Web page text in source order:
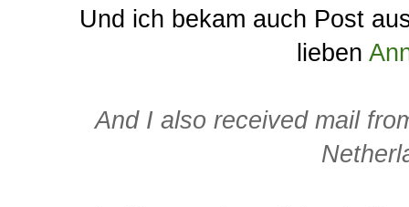
Und ich bekam auch Post
lieben
And I also received mail